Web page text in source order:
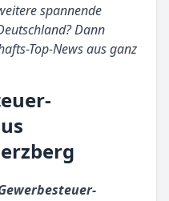
spannende
Dann
Top-News aus ganz